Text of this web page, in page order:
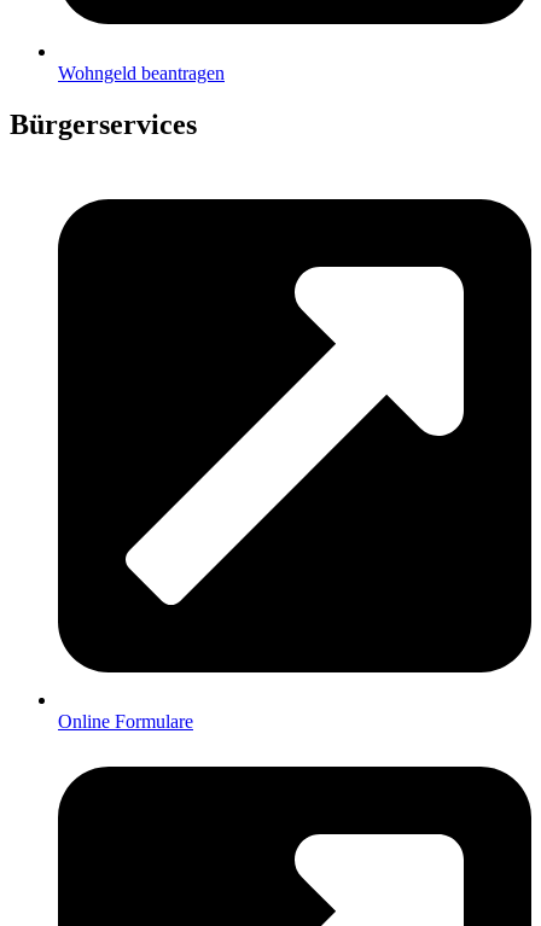
Wohngeld beantragen
Bürgerservices
Online Formulare